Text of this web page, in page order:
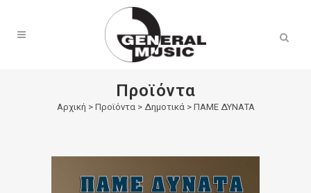
Προϊόντα
Αρχική > Προϊόντα> Δημοτικά> ΠΑΜΕ ΔΥΝΑΤΑ